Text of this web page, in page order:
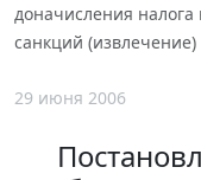
доначисления
санкций (извлечение)
29 июня 2006